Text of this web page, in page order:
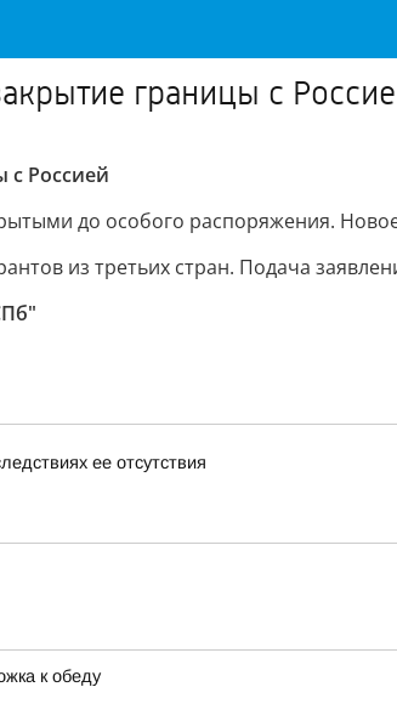
границы с
с Россией
до особого распоряжения.
из третьих стран. Подача
ее отсутствия
к обеду